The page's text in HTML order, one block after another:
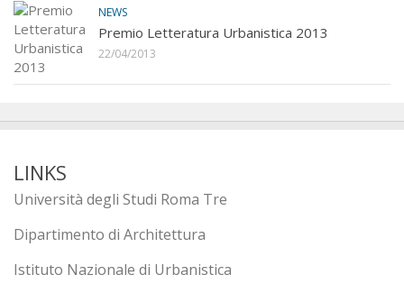
NEWS
Premio Letteratura Urbanistica 2013
22/04/2013
LINKS
Università degli Studi Roma Tre
Dipartimento di Architettura
Istituto Nazionale di Urbanistica